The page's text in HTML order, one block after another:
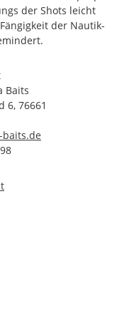
der Shots leicht
der Nautik-
Baits
6, 76661
baits.de